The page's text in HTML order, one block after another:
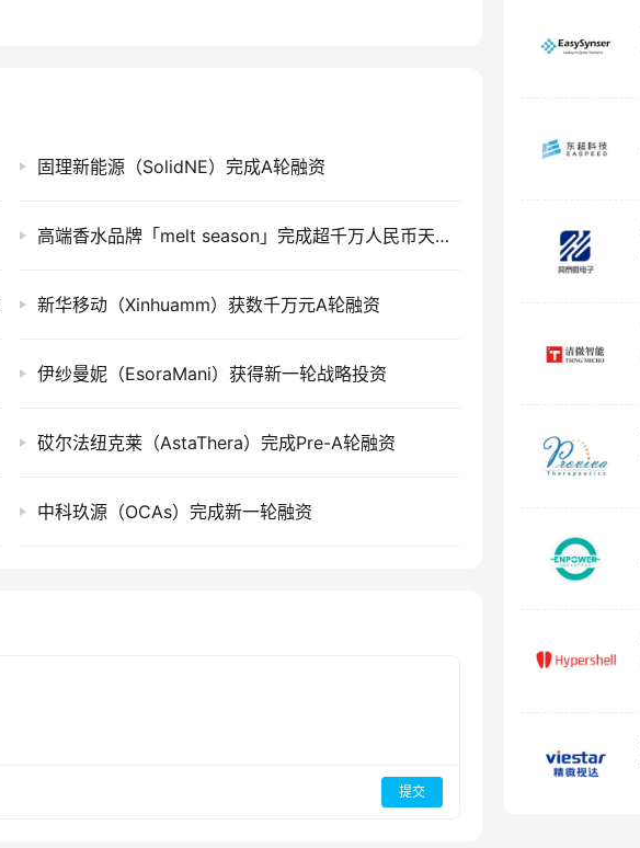
固理新能源（SolidNE）完成A轮融资
高端香水品牌「melt season」完成超千万人民币天使轮融资
新华移动（Xinhuamm）获数千万元A轮融资
伊纱曼妮（EsoraMani）获得新一轮战略投资
砹尔法纽克莱（AstaThera）完成Pre-A轮融资
中科玖源（OCAs）完成新一轮融资
提交